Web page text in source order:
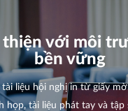
thiện với môi
bền vững
tài liệu hội nghị in từ giấy
họp, tài liệu phát tay và tập